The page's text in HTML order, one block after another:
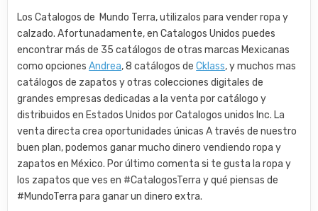
Los Catalogos de Mundo Terra, utilizalos para vender ropa y
calzado. Afortunadamente, en Catalogos Unidos puedes
encontrar más de 35 catálogos de otras marcas Mexicanas
como opcionesAndrea, 8 catálogos deCklass, y muchos mas
catálogos de zapatos y otras colecciones digitales de
grandes empresas dedicadas a la venta por catálogo y
distribuidos en Estados Unidos por Catalogos unidos Inc. La
venta directa crea oportunidades únicas A través de nuestro
buen plan, podemos ganar mucho dinero vendiendo ropa y
zapatos en México. Por último comenta si te gusta la ropa y
los zapatos que ves en #CatalogosTerra y qué piensas de
#MundoTerra para ganar un dinero extra.